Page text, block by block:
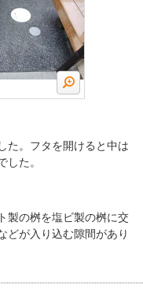
た。フタを開けると中は
した。
製の桝を塩ビ製の桝に交
どが入り込む隙間があり